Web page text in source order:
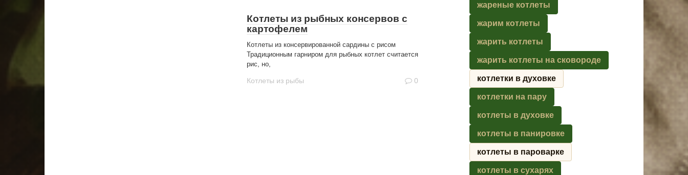
Котлеты из рыбных консервов с
картофелем
Котлеты из консервированной сардины с рисом
Традиционным гарниром для рыбных котлет считается
рис, но,
Котлеты из рыбы 0
жареные котлеты
жарим котлеты
жарить котлеты
жарить котлеты на сковороде
котлетки в духовке
котлетки на пару
котлеты в духовке
котлеты в панировке
котлеты в пароварке
котлеты в сухарях